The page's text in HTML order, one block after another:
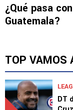
¿Qué pasa
Guatemala?
TOP VAMOS
DT